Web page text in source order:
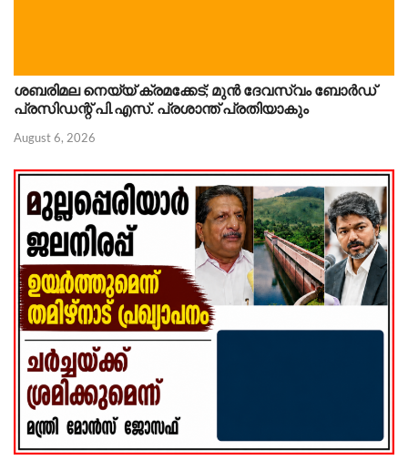
ശബരിമല നെയ്യ് ക്രമക്കേട്; മുൻ ദേവസ്വം ബോർഡ്
പ്രസിഡന്റ് പി.എസ്. പ്രശാന്ത് പ്രതിയാകും
August 6, 2026